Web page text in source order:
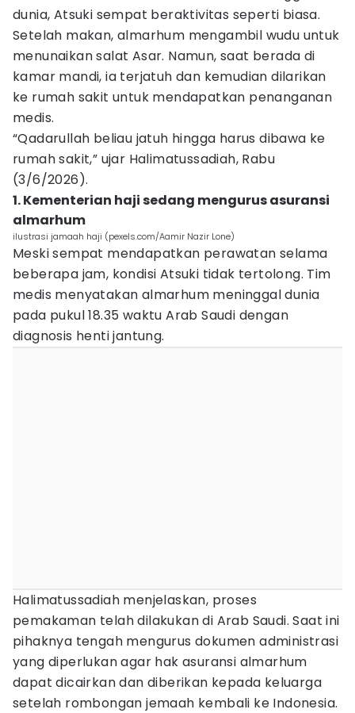
dunia, Atsuki sempat beraktivitas seperti biasa.
Setelah makan, almarhum mengambil wudu untuk
menunaikan salat Asar. Namun, saat berada di
kamar mandi, ia terjatuh dan kemudian dilarikan
ke rumah sakit untuk mendapatkan penanganan
medis.
“Qadarullah beliau jatuh hingga harus dibawa ke
rumah sakit,” ujar Halimatussadiah, Rabu
(3/6/2026).
1. Kementerian haji sedang mengurus asuransi
almarhum
ilustrasi jamaah haji (pexels.com/Aamir Nazir Lone)
Meski sempat mendapatkan perawatan selama
beberapa jam, kondisi Atsuki tidak tertolong. Tim
medis menyatakan almarhum meninggal dunia
pada pukul 18.35 waktu Arab Saudi dengan
diagnosis henti jantung.
Halimatussadiah menjelaskan, proses
pemakaman telah dilakukan di Arab Saudi. Saat ini
pihaknya tengah mengurus dokumen administrasi
yang diperlukan agar hak asuransi almarhum
dapat dicairkan dan diberikan kepada keluarga
setelah rombongan jemaah kembali ke Indonesia.